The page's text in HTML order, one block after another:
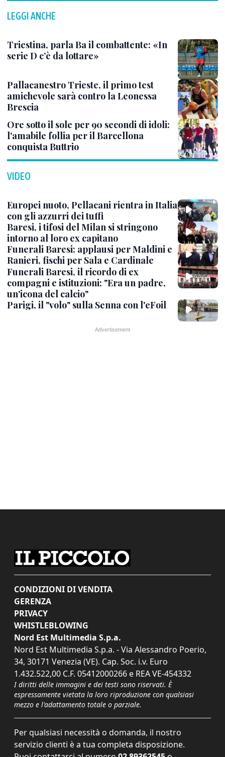
LEGGI ANCHE
Triestina, parla Ba il combattente: «In
serie D c’è da lottare»
Pallacanestro Trieste, il primo test
amichevole sarà contro la Leonessa
Brescia
Ore sotto il sole per 90 secondi di idoli:
l'amabile follia per il Barcellona
conquista Buttrio
VIDEO
Europei nuoto, Pellacani rientra in Italia
con gli azzurri dei tuffi
Baresi, i tifosi del Milan si stringono
intorno al loro ex capitano
Funerali Baresi: applausi per Maldini e
Ranieri, fischi per Sala e Cardinale
Funerali Baresi, il ricordo di ex
compagni e istituzioni: "Era un padre,
un'icona del calcio"
Parigi, il "volo" sulla Senna con l'eFoil
CONDIZIONI DI VENDITA
GERENZA
PRIVACY
WHISTLEBLOWING
Nord Est Multimedia S.p.a.
Nord Est Multimedia S.p.a. - Via Alessandro Poerio,
34, 30171 Venezia (VE). Cap. Soc. i.v. Euro
1.432.522,00 C.F. 05412000266 e REA VE-454332
I diritti delle immagini e dei testi sono riservati. È
espressamente vietata la loro riproduzione con qualsiasi
mezzo e l'adattamento totale o parziale.
Per qualsiasi necessità o domanda, il nostro
servizio clienti è a tua completa disposizione.